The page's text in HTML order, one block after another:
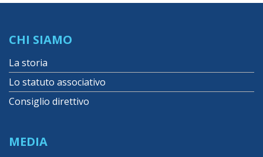
CHI SIAMO
La storia
Lo statuto associativo
Consiglio direttivo
MEDIA